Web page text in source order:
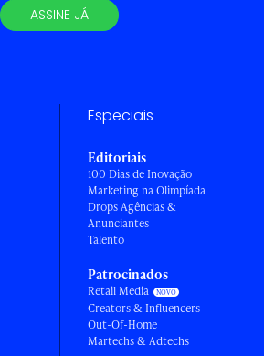
ASSINE JÁ
Especiais
Editoriais
100 Dias de Inovação
Marketing na Olimpíada
Drops Agências &
Anunciantes
Talento
Patrocinados
Retail Media
Creators & Influencers
Out-Of-Home
Martechs & Adtechs